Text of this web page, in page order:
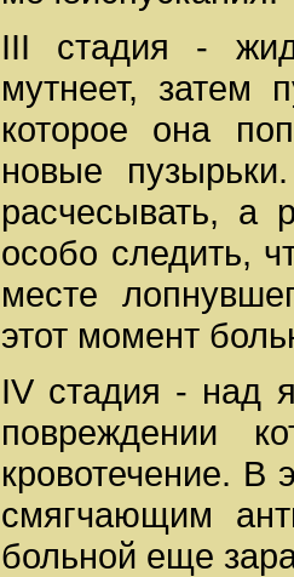
III стадия -
мутнеет, затем
которое она
новые
расчесывать, а
особо следить,
месте
этот момент
IV стадия - над
повреждении
кровотечение. В
смягчающим
больной еще